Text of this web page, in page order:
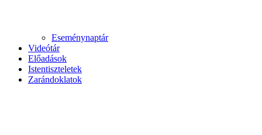
Eseménynaptár
Videótár
Előadások
Istentiszteletek
Zarándoklatok